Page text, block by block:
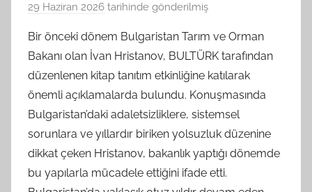
29 Haziran 2026 tarihinde gönderilmiş
S
A
M
t
a
r
a
f
ı
Bir önceki dönem Bulgaristan Tarım ve Orman
Bakanı olan İvan Hristanov, BULTÜRK tarafından
düzenlenen kitap tanıtım etkinliğine katılarak
önemli açıklamalarda bulundu. Konuşmasında
Bulgaristan’daki adaletsizliklere, sistemsel
sorunlara ve yıllardır biriken yolsuzluk düzenine
dikkat çeken Hristanov, bakanlık yaptığı dönemde
bu yapılarla mücadele ettiğini ifade etti.